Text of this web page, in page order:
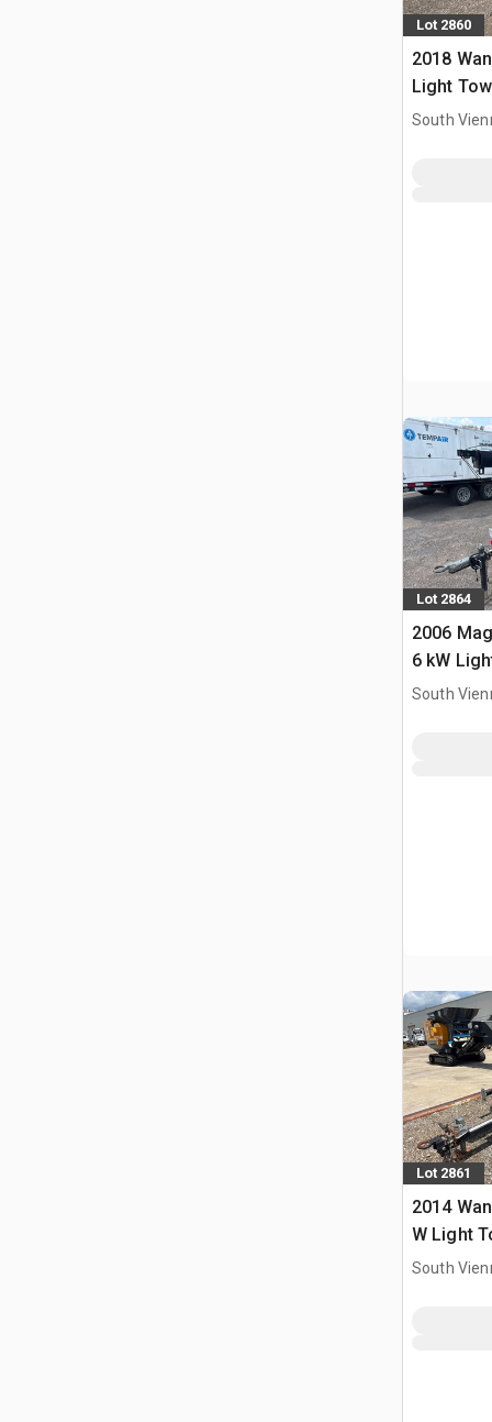
Lot 2860
2018
Light
South
Lot 2864
2006
6 kW
South
Lot 2861
2014
W Light
South